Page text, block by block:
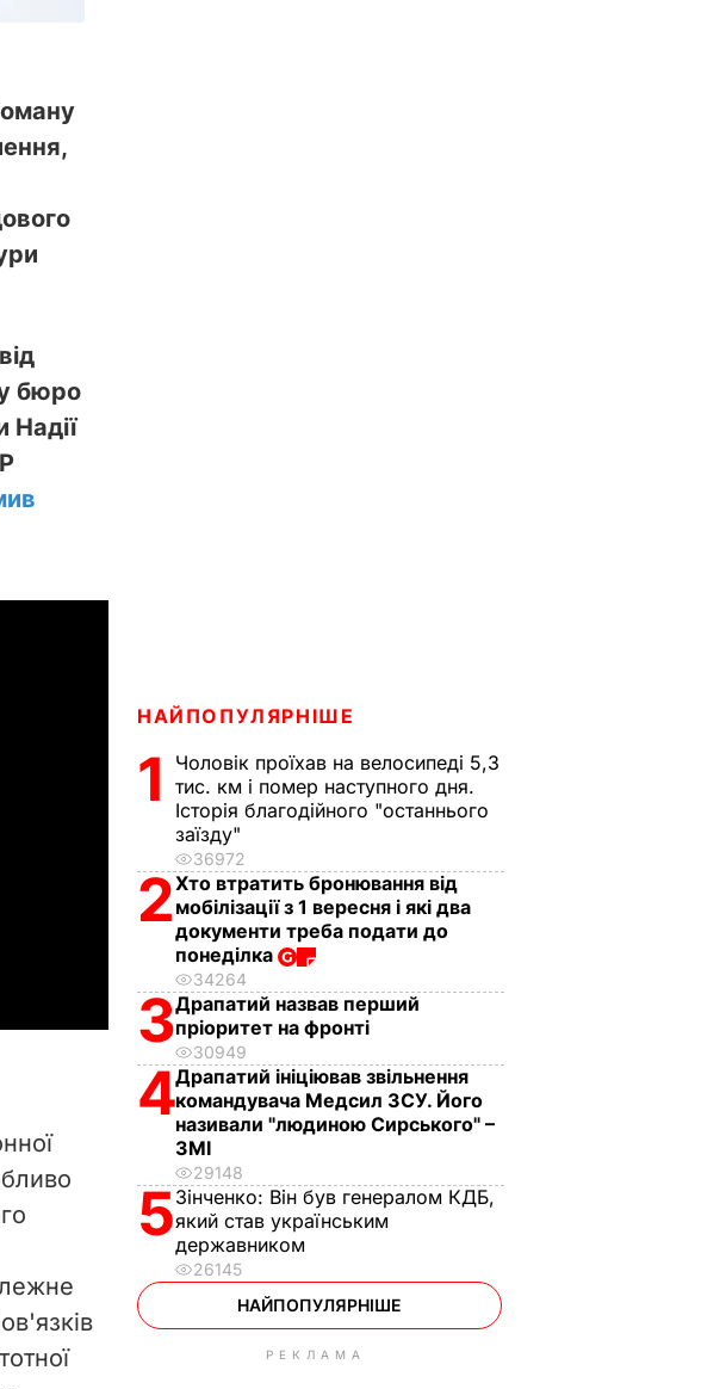
бюро
Надії
НАЙПОПУЛЯРНІШЕ
1
Чоловік проїхав на велосипеді 5,3
тис. км і помер наступного дня.
Історія благодійного "останнього
заїзду"
36972
2Хто втратить бронювання від
мобілізації з 1 вересня і які два
документи треба подати до
понеділка
34264
3Драпатий назвав перший
пріоритет на фронті
30949
4Драпатий ініціював звільнення
командувача Медсил ЗСУ. Його
називали "людиною Сирського" –
ЗМІ
29148
5Зінченко: Він був генералом КДБ,
який став українським
державником
26145
НАЙПОПУЛЯРНІШЕ
РЕКЛАМА